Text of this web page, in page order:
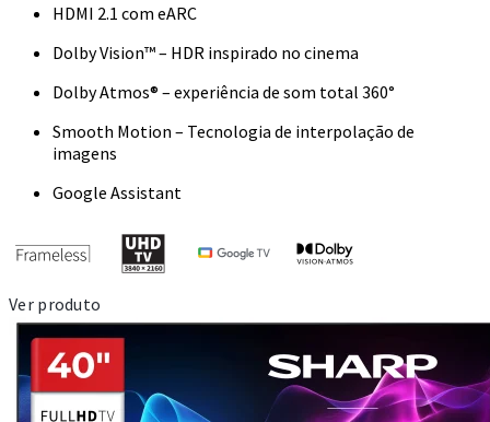
HDMI 2.1 com eARC
Dolby Vision™ – HDR inspirado no cinema
Dolby Atmos® – experiência de som total 360°
Smooth Motion – Tecnologia de interpolação de
imagens
Google Assistant
Ver produto